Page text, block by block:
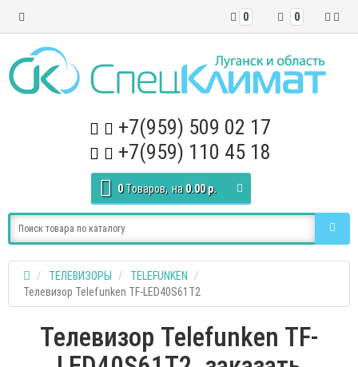
0
0
+7(959) 509 02 17
+7(959) 110 45 18
0 Tоваров, на 0.00 р.
ТЕЛЕВИЗОРЫ
TELEFUNKEN
Телевизор Telefunken TF-LED40S61T2
Телевизор Telefunken TF-